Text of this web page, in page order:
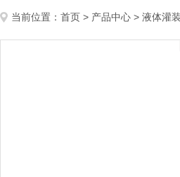
当前位置： 首页 > 产品中心 > 液体灌